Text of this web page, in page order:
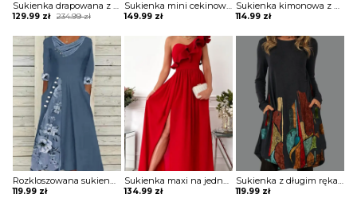
Sukienka drapowana z zamkiem i ozdobnymi paskami na ramionach
234.99zł
Original
was:
234.99 zł.
129.99 zł
Current
is:
129.99 zł.
Sukienka mini cekinowa z długą spódnicą
149.99 zł
Sukienka kimonowa z drapowaniem
114.99 zł
Rozkloszowana sukienka z ozdobnymi wstawkami
119.99 zł
Sukienka maxi na jedno ramię z falbaną
134.99 zł
Sukienka z długim rękawem z kieszeniami
119.99 zł